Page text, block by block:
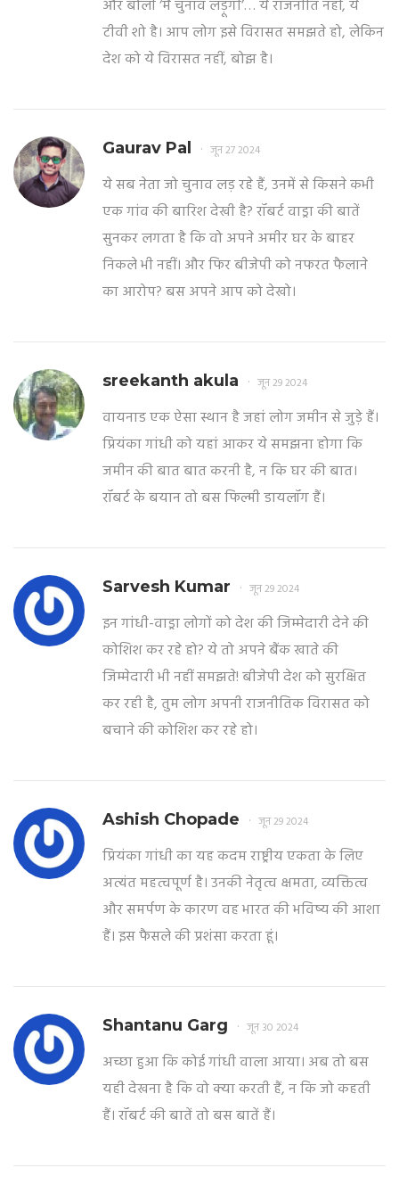
और बोली ‘मैं चुनाव लड़ूंगी’… ये राजनीति नहीं, ये
टीवी शो है। आप लोग इसे विरासत समझते हो, लेकिन
देश को ये विरासत नहीं, बोझ है।
Gaurav Pal जून 27 2024
ये सब नेता जो चुनाव लड़ रहे हैं, उनमें से किसने कभी
एक गांव की बारिश देखी है? रॉबर्ट वाड्रा की बातें
सुनकर लगता है कि वो अपने अमीर घर के बाहर
निकले भी नहीं। और फिर बीजेपी को नफरत फैलाने
का आरोप? बस अपने आप को देखो।
sreekanth akula जून 29 2024
वायनाड एक ऐसा स्थान है जहां लोग जमीन से जुड़े हैं।
प्रियंका गांधी को यहां आकर ये समझना होगा कि
जमीन की बात बात करनी है, न कि घर की बात।
रॉबर्ट के बयान तो बस फिल्मी डायलॉग हैं।
Sarvesh Kumar जून 29 2024
इन गांधी-वाड्रा लोगों को देश की जिम्मेदारी देने की
कोशिश कर रहे हो? ये तो अपने बैंक खाते की
जिम्मेदारी भी नहीं समझते! बीजेपी देश को सुरक्षित
कर रही है, तुम लोग अपनी राजनीतिक विरासत को
बचाने की कोशिश कर रहे हो।
Ashish Chopade जून 29 2024
प्रियंका गांधी का यह कदम राष्ट्रीय एकता के लिए
अत्यंत महत्वपूर्ण है। उनकी नेतृत्व क्षमता, व्यक्तित्व
और समर्पण के कारण वह भारत की भविष्य की आशा
हैं। इस फैसले की प्रशंसा करता हूं।
Shantanu Garg जून 30 2024
अच्छा हुआ कि कोई गांधी वाला आया। अब तो बस
यही देखना है कि वो क्या करती हैं, न कि जो कहती
हैं। रॉबर्ट की बातें तो बस बातें हैं।